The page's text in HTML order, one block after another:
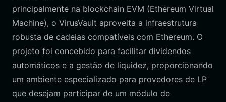
principalmente na blockchain EVM (Ethereum Virtual
Machine), o VirusVault aproveita a infraestrutura
robusta de cadeias compatíveis com Ethereum. O
projeto foi concebido para facilitar dividendos
automáticos e a gestão de liquidez, proporcionando
um ambiente especializado para provedores de LP
que desejam participar de um módulo de